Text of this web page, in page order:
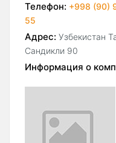
Телефон: +998 (90)
55
Адрес: Узбекистан
Сандикли 90
Информация о